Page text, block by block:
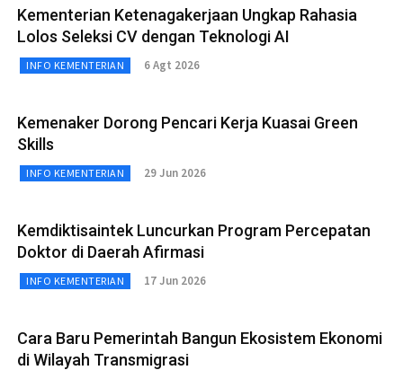
Kementerian Ketenagakerjaan Ungkap Rahasia
Lolos Seleksi CV dengan Teknologi AI
INFO KEMENTERIAN 6 Agt 2026
Kemenaker Dorong Pencari Kerja Kuasai Green
Skills
INFO KEMENTERIAN 29 Jun 2026
Kemdiktisaintek Luncurkan Program Percepatan
Doktor di Daerah Afirmasi
INFO KEMENTERIAN 17 Jun 2026
Cara Baru Pemerintah Bangun Ekosistem Ekonomi
di Wilayah Transmigrasi